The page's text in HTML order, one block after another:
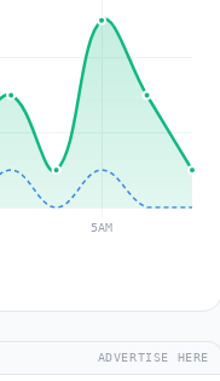
ADVERTISE HERE